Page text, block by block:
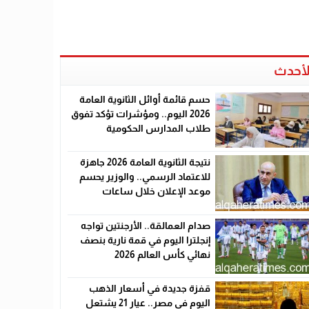
حسم قائمة أوائل الثانوية العامة
2026 اليوم.. ومؤشرات تؤكد تفوق
طلاب المدارس الحكومية
نتيجة الثانوية العامة 2026 جاهزة
للاعتماد الرسمي.. والوزير يحسم
موعد الإعلان خلال ساعات
صدام العمالقة.. الأرجنتين تواجه
إنجلترا اليوم في قمة نارية بنصف
نهائي كأس العالم 2026
قفزة جديدة في أسعار الذهب
اليوم في مصر.. عيار 21 يشتعل